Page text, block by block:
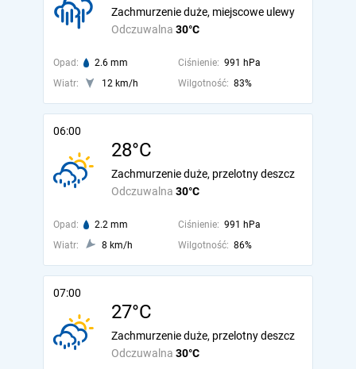
Odczuwalna 30°C
Zachmurzenie duże, miejscowe ulewy
Opad: 2.6 mm Ciśnienie: 991 hPa
Wiatr:
12 km/h Wilgotność: 83%
06:00
28°C
Odczuwalna 30°C
Zachmurzenie duże, przelotny deszcz
Opad: 2.2 mm Ciśnienie: 991 hPa
Wiatr:
8 km/h Wilgotność: 86%
07:00
27°C
Odczuwalna 30°C
Zachmurzenie duże, przelotny deszcz